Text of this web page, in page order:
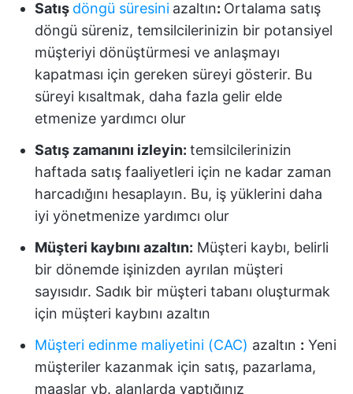
Satış döngü süresini azaltın: Ortalama satış
döngü süreniz, temsilcilerinizin bir potansiyel
müşteriyi dönüştürmesi ve anlaşmayı
kapatması için gereken süreyi gösterir. Bu
süreyi kısaltmak, daha fazla gelir elde
etmenize yardımcı olur
Satış zamanını izleyin: temsilcilerinizin
haftada satış faaliyetleri için ne kadar zaman
harcadığını hesaplayın. Bu, iş yüklerini daha
iyi yönetmenize yardımcı olur
Müşteri kaybını azaltın: Müşteri kaybı, belirli
bir dönemde işinizden ayrılan müşteri
sayısıdır. Sadık bir müşteri tabanı oluşturmak
için müşteri kaybını azaltın
Müşteri edinme maliyetini (CAC) azaltın : Yeni
müşteriler kazanmak için satış, pazarlama,
maaşlar vb. alanlarda yaptığınız